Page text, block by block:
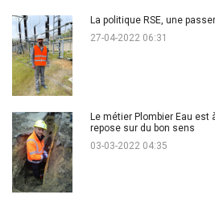
La politique RSE, une
27-04-2022 06:31
Le métier Plombier Eau
repose sur du bon sens
03-03-2022 04:35